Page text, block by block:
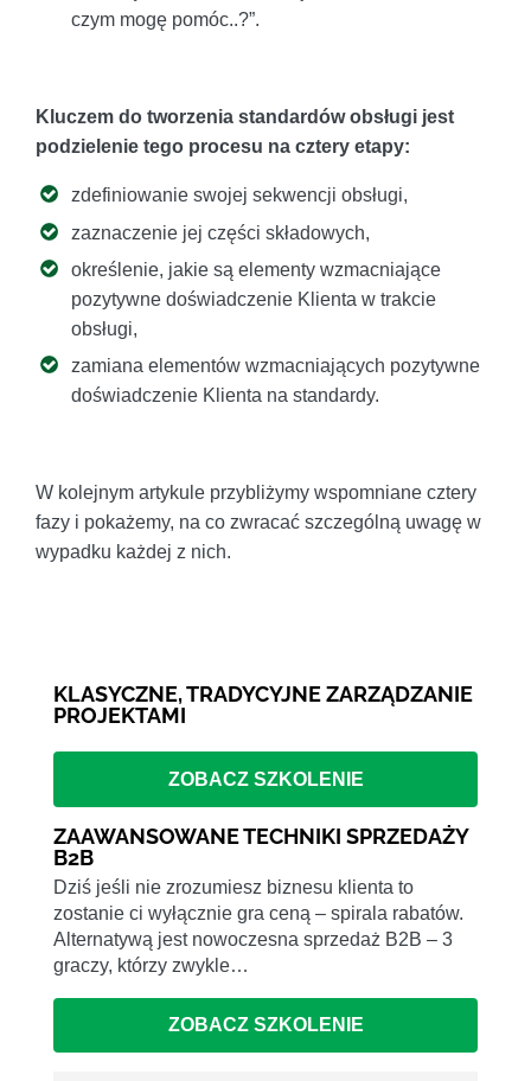
czym mogę pomóc..?”.
Kluczem do tworzenia standardów obsługi jest
podzielenie tego procesu na cztery etapy:
zdefiniowanie swojej sekwencji obsługi,
zaznaczenie jej części składowych,
określenie, jakie są elementy wzmacniające
pozytywne doświadczenie Klienta w trakcie
obsługi,
zamiana elementów wzmacniających pozytywne
doświadczenie Klienta na standardy.
W kolejnym artykule przybliżymy wspomniane cztery
fazy i pokażemy, na co zwracać szczególną uwagę w
wypadku każdej z nich.
KLASYCZNE, TRADYCYJNE ZARZĄDZANIE
PROJEKTAMI
ZOBACZ SZKOLENIE
ZAAWANSOWANE TECHNIKI SPRZEDAŻY
B2B
Dziś jeśli nie zrozumiesz biznesu klienta to
zostanie ci wyłącznie gra ceną – spirala rabatów.
Alternatywą jest nowoczesna sprzedaż B2B – 3
graczy, którzy zwykle…
ZOBACZ SZKOLENIE